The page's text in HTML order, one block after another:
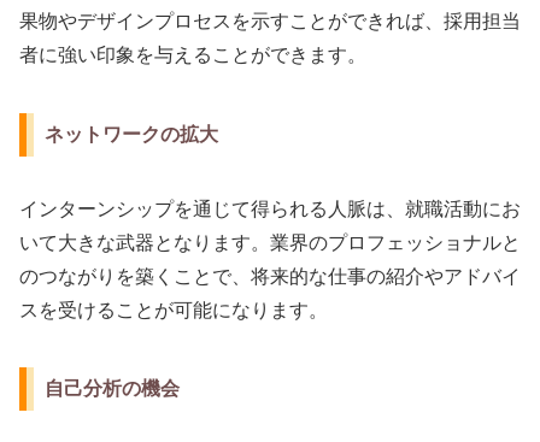
果物やデザインプロセスを示すことができれば、採用担当
者に強い印象を与えることができます。
ネットワークの拡大
インターンシップを通じて得られる人脈は、就職活動にお
いて大きな武器となります。業界のプロフェッショナルと
のつながりを築くことで、将来的な仕事の紹介やアドバイ
スを受けることが可能になります。
自己分析の機会